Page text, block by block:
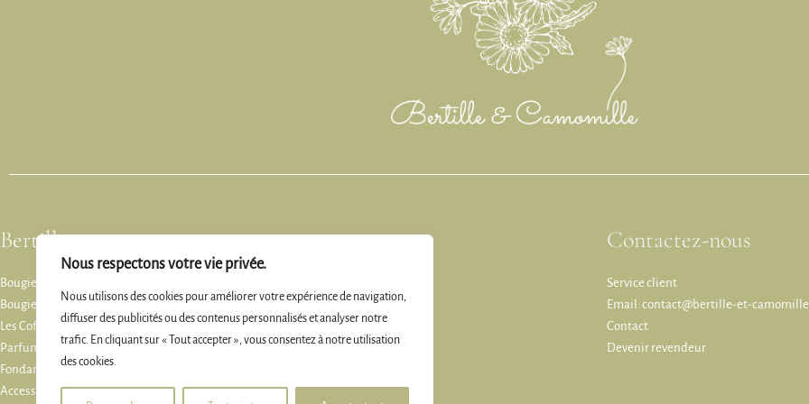
Nous respectons votre vie privée.
Nous utilisons des cookies pour améliorer votre expérience de navigation,
diffuser des publicités ou des contenus personnalisés et analyser notre
trafic. En cliquant sur « Tout accepter », vous consentez à notre utilisation
des cookies.
Bertille
Bougies & Fondants
Bougie Fleurs Séchées Parfumée
Les Coffrets Parfumés de Bertille
Parfums d’ Ambiance
Fondants Parfumés
Accessoires Bougies et Senteurs
Contactez-nous
Service client
Email: contact@bertille-et-
Contact
Devenir revendeur